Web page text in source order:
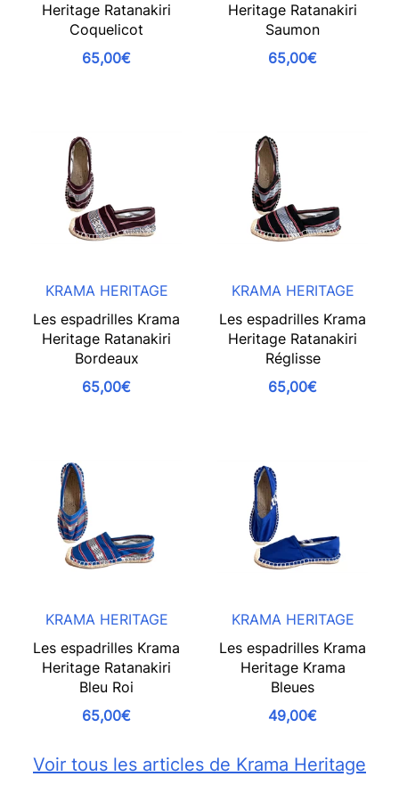
Heritage Ratanakiri
Coquelicot
65,00€
Heritage Ratanakiri
Saumon
65,00€
KRAMA HERITAGE
Les espadrilles Krama
Heritage Ratanakiri
Bordeaux
65,00€
KRAMA HERITAGE
Les espadrilles Krama
Heritage Ratanakiri
Réglisse
65,00€
KRAMA HERITAGE
Les espadrilles Krama
Heritage Ratanakiri
Bleu Roi
65,00€
KRAMA HERITAGE
Les espadrilles Krama
Heritage Krama
Bleues
49,00€
Voir tous les articles de Krama Heritage